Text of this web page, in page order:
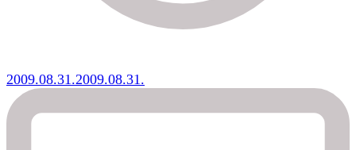
2009.08.31.2009.08.31.